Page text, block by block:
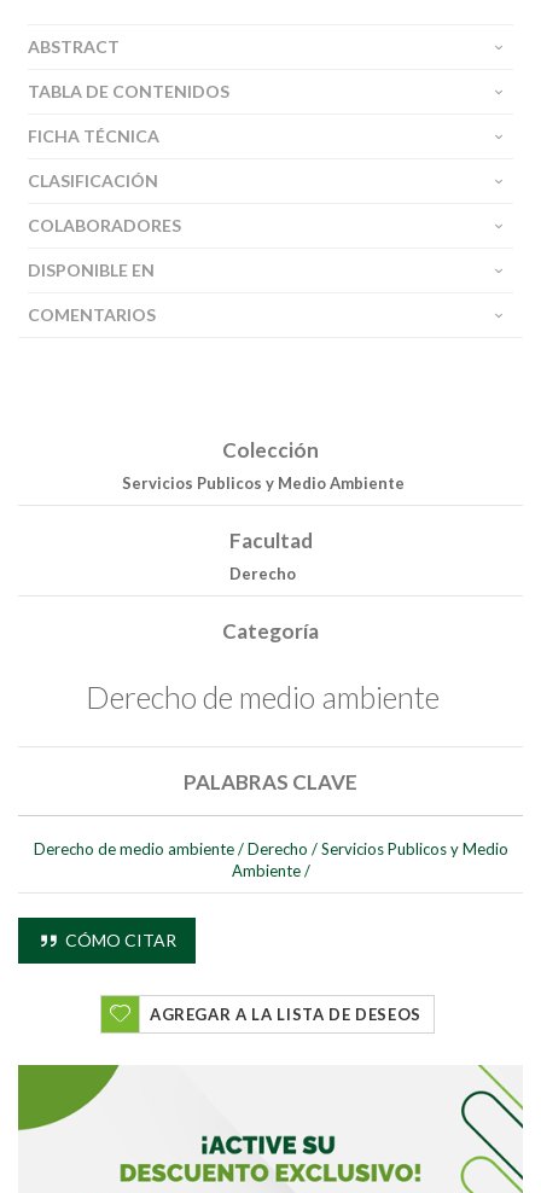
Buscar
ABSTRACT
TABLA DE CONTENIDOS
FICHA TÉCNICA
CLASIFICACIÓN
COLABORADORES
DISPONIBLE EN
COMENTARIOS
Colección
Servicios Publicos y Medio Ambiente
Facultad
Derecho
Categoría
Derecho de medio ambiente
PALABRAS CLAVE
Derecho de medio ambiente / Derecho / Servicios Publicos y Medio
Ambiente /
CÓMO CITAR
AGREGAR A LA LISTA DE DESEOS